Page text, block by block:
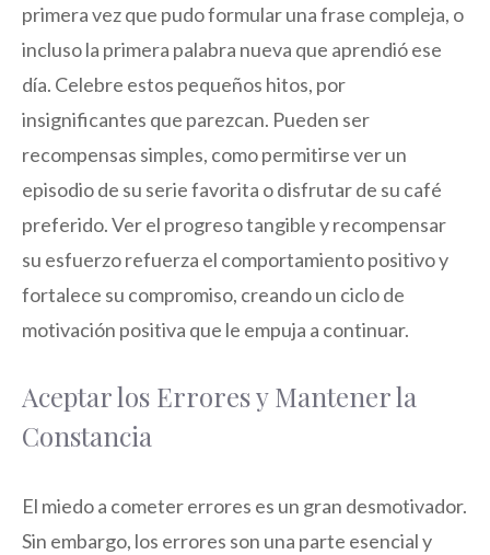
primera vez que pudo formular una frase compleja, o
incluso la primera palabra nueva que aprendió ese
día. Celebre estos pequeños hitos, por
insignificantes que parezcan. Pueden ser
recompensas simples, como permitirse ver un
episodio de su serie favorita o disfrutar de su café
preferido. Ver el progreso tangible y recompensar
su esfuerzo refuerza el comportamiento positivo y
fortalece su compromiso, creando un ciclo de
motivación positiva que le empuja a continuar.
Aceptar los Errores y Mantener la
Constancia
El miedo a cometer errores es un gran desmotivador.
Sin embargo, los errores son una parte esencial y